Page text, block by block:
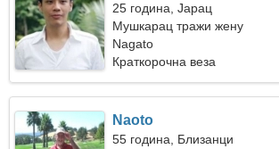
25 година, Јарац
Мушкарац тражи жену
Nagato
Краткорочна веза
Naoto
55 година, Близанци